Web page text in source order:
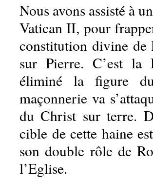
Nous avons assisté à
Vatican II, pour
constitution divine de
sur Pierre. C’est
éliminé la figure
maçonnerie va
du Christ sur terre.
cible de cette haine
son double rôle de
l’Eglise.